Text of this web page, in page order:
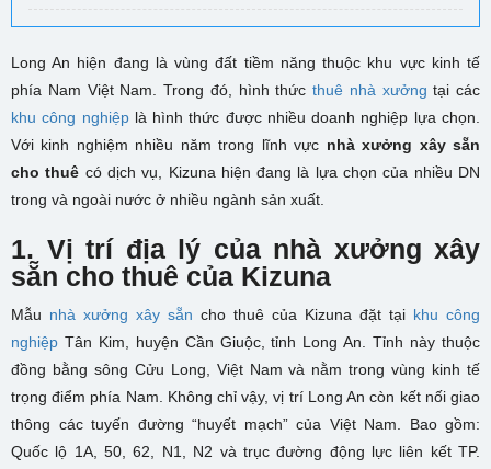
Long An hiện đang là vùng đất tiềm năng thuộc khu vực kinh tế
phía Nam Việt Nam. Trong đó, hình thức thuê nhà xưởng tại các
khu công nghiệplà hình thức được nhiều doanh nghiệp lựa chọn.
Với kinh nghiệm nhiều năm trong lĩnh vực nhà xưởng xây sẵn
cho thuê có dịch vụ, Kizuna hiện đang là lựa chọn của nhiều DN
trong và ngoài nước ở nhiều ngành sản xuất.
1. Vị trí địa lý của nhà xưởng xây
sẵn cho thuê của Kizuna
Mẫu nhà xưởng xây sẵn cho thuê của Kizuna đặt tại khu công
nghiệp Tân Kim, huyện Cần Giuộc, tỉnh Long An. Tỉnh này thuộc
đồng bằng sông Cửu Long, Việt Nam và nằm trong vùng kinh tế
trọng điểm phía Nam. Không chỉ vậy, vị trí Long An còn kết nối giao
thông các tuyến đường “huyết mạch” của Việt Nam. Bao gồm:
Quốc lộ 1A, 50, 62, N1, N2 và trục đường động lực liên kết TP.